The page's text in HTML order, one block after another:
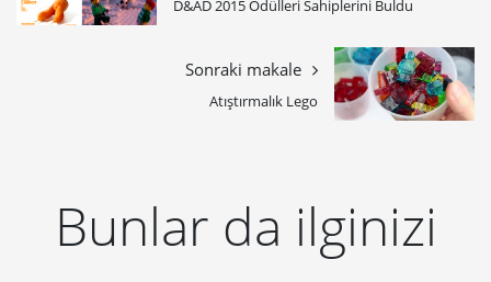
​D&AD 2015 Ödülleri Sahiplerini Buldu
Sonraki makale
Atıştırmalık Lego
Bunlar da ilginizi